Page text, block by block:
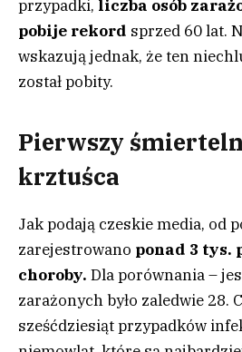
przypadki, liczba osób
pobije rekord sprzed 60 lat.
wskazują jednak, że ten
został pobity.
Pierwszy
krztuśca
Jak podają czeskie media, od
zarejestrowano ponad 3 tys.
choroby. Dla porównania –
zarażonych było zaledwie 28.
sześćdziesiąt przypadków